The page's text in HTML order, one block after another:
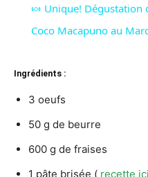
🍬 Unique! Dégustation
Coco Macapuno au
Ingrédients :
3 oeufs
50 g de beurre
600 g de fraises
1 pâte brisée ( recette ici